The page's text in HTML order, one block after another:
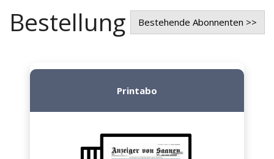
Bestellung Bestehende Abonnenten >>
Printabo